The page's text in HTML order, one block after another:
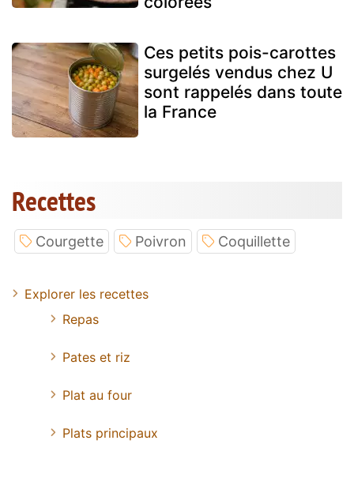
Ces petits pois-carottes
surgelés vendus chez U
sont rappelés dans toute
la France
Recettes
Courgette Poivron Coquillette
Explorer les recettes
Repas
Pates et riz
Plat au four
Plats principaux